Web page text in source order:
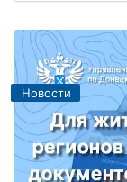
Новости